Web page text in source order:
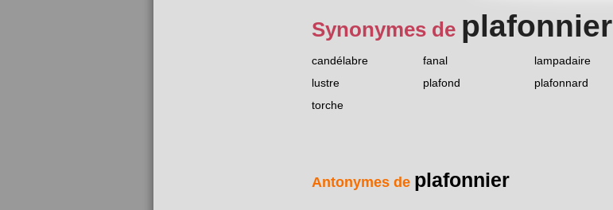
Synonymes de plafonnier
candélabre fanal lampadaire
lustre
plafond plafonnard
torche
Antonymes de plafonnier